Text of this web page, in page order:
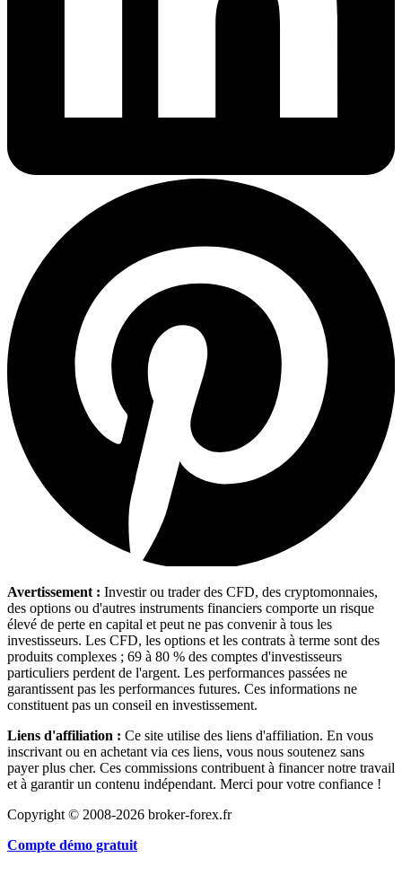
Avertissement : Investir ou trader des CFD, des cryptomonnaies,
des options ou d'autres instruments financiers comporte un risque
élevé de perte en capital et peut ne pas convenir à tous les
investisseurs. Les CFD, les options et les contrats à terme sont des
produits complexes ; 69 à 80 % des comptes d'investisseurs
particuliers perdent de l'argent. Les performances passées ne
garantissent pas les performances futures. Ces informations ne
constituent pas un conseil en investissement.
Liens d'affiliation : Ce site utilise des liens d'affiliation. En vous
inscrivant ou en achetant via ces liens, vous nous soutenez sans
payer plus cher. Ces commissions contribuent à financer notre travail
et à garantir un contenu indépendant. Merci pour votre confiance !
Copyright © 2008-2026 broker-forex.fr
Compte démo gratuit